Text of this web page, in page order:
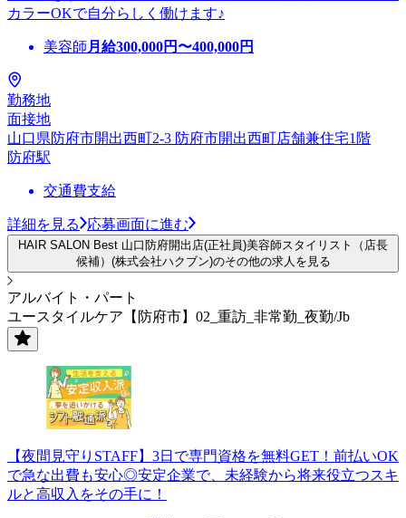
カラーOKで自分らしく働けます♪
美容師 月給300,000円〜400,000円
勤務地
面接地
山口県防府市開出西町2-3 防府市開出西町店舗兼住宅1階
防府駅
交通費支給
詳細を見る 応募画面に進む
HAIR SALON Best 山口防府開出店(正社員)美容師スタイリスト（店長
候補）(株式会社ハクブン)のその他の求人を見る
アルバイト・パート
ユースタイルケア【防府市】02_重訪_非常勤_夜勤/Jb
【夜間見守りSTAFF】3日で専門資格を無料GET！前払いOK
で急な出費も安心◎安定企業で、未経験から将来役立つスキ
ルと高収入をその手に！